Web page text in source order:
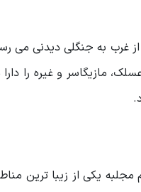
سمت حسن کیف بروید، به فاصله ی 1 کیلو متری
و غیره را
نام مجلبه یکی از زیبا